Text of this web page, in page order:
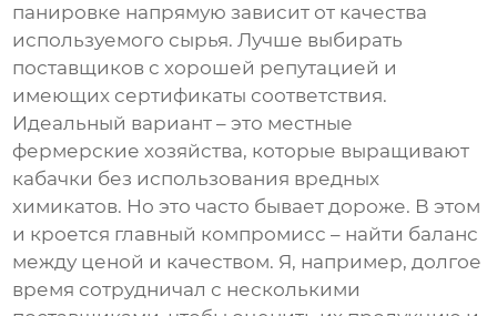
панировке напрямую зависит от качества
используемого сырья. Лучше выбирать
поставщиков с хорошей репутацией и
имеющих сертификаты соответствия.
Идеальный вариант – это местные
фермерские хозяйства, которые выращивают
кабачки без использования вредных
химикатов. Но это часто бывает дороже. В этом
и кроется главный компромисс – найти баланс
между ценой и качеством. Я, например, долгое
время сотрудничал с несколькими